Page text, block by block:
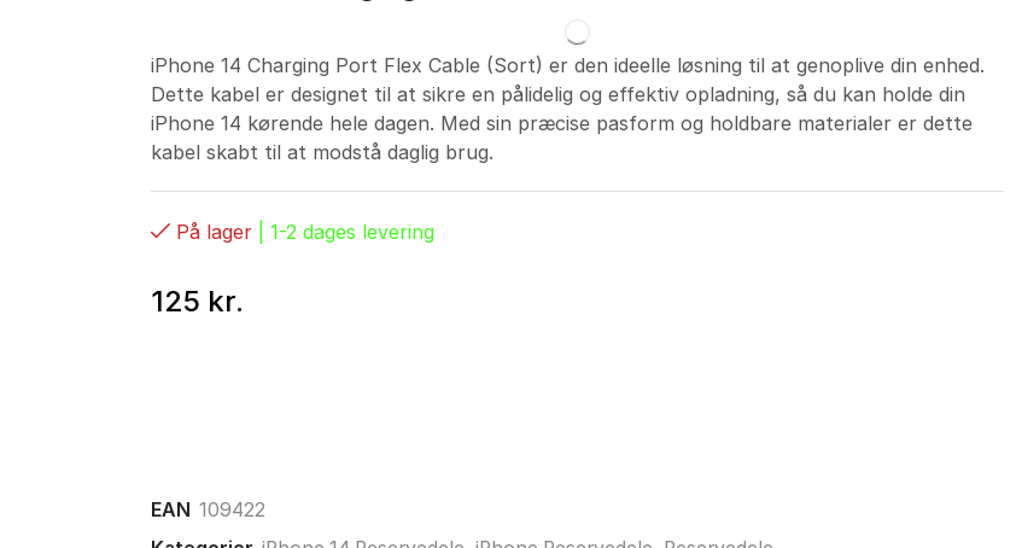
iPhone 14 Charging Port Flex Cable (Sort) er den ideelle løsning til at genoplive din enhed.
Dette kabel er designet til at sikre en pålidelig og effektiv opladning, så du kan holde din
iPhone 14 kørende hele dagen. Med sin præcise pasform og holdbare materialer er dette
kabel skabt til at modstå daglig brug.
På lager| 1-2 dages levering
125 kr.
EAN 109422